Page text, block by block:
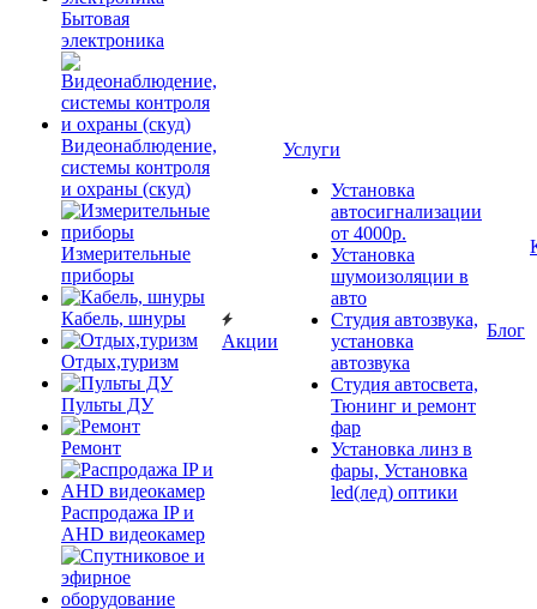
Бытовая
электроника
Видеонаблюдение,
системы контроля
и охраны (скуд)
Измерительные
приборы
Кабель, шнуры
Отдых,туризм
Пульты ДУ
Ремонт
Распродажа IP и
AHD видеокамер
Акции
Услуги
Установка
автосигнализации
от 4000р.
Установка
шумоизоляции в
авто
Студия автозвука,
установка
автозвука
Студия автосвета,
Тюнинг и ремонт
фар
Установка линз в
фары, Установка
led(лед) оптики
Блог